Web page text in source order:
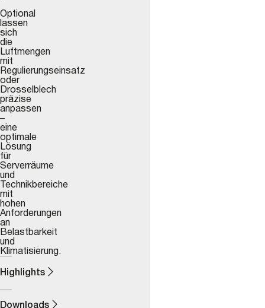
Optional
lassen
sich
die
Luftmengen
mit
Regulierungseinsatz
oder
Drosselblech
präzise
anpassen
–
eine
optimale
Lösung
für
Serverräume
und
Technikbereiche
mit
hohen
Anforderungen
an
Belastbarkeit
und
Klimatisierung.
Highlights
Downloads